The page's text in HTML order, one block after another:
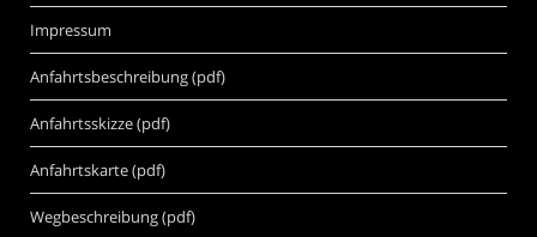
Impressum
Anfahrtsbeschreibung (pdf)
Anfahrtsskizze (pdf)
Anfahrtskarte (pdf)
Wegbeschreibung (pdf)